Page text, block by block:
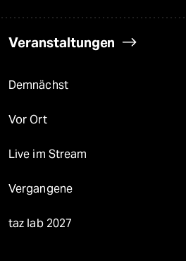
Veranstaltungen
Demnächst
Vor Ort
Live im Stream
Vergangene
taz lab 2027